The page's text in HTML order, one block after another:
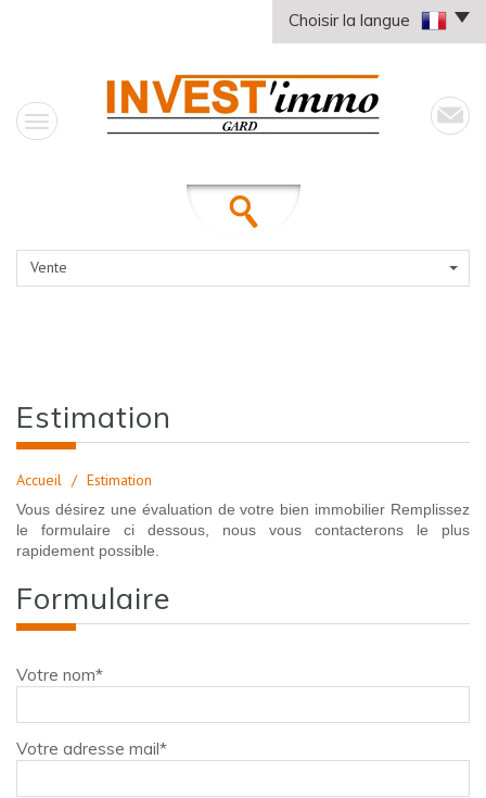
Choisir la langue
Vente
estimation
Accueil Estimation
Vous désirez une évaluation de votre bien immobilier Remplissez
le formulaire ci dessous, nous vous contacterons le plus
rapidement possible.
formulaire
Votre nom*
Votre adresse mail*